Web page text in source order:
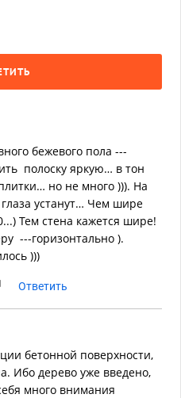
бежевого пола ---
полоску яркую… в тон
но не много ))). На
устанут… Чем шире
Тем стена кажется шире!
---горизонтально ).
)))
Ответить
бетонной поверхности,
Ибо дерево уже введено,
много внимания